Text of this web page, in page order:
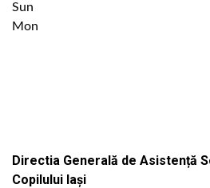
Sun
Mon
Directia Generală de Asistență
Copilului Iași